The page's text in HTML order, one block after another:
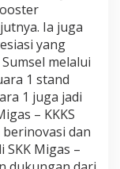
Ia juga
yang
melalui
1 stand
1 juga jadi
– KKKS
dan
Migas –